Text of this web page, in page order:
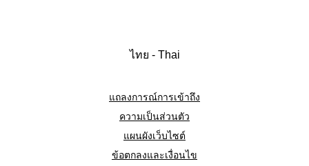
ไทย - Thai
แถลงการณ์การเข้าถึง
ความเป็นส่วนตัว
แผนผังเว็บไซต์
ข้อตกลงและเงื่อนไข